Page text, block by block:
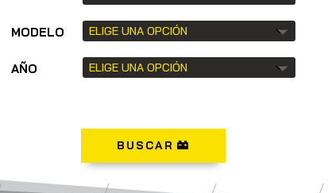
MODELO
AÑO
BUSCAR